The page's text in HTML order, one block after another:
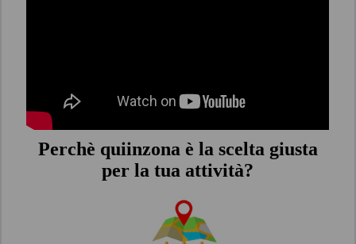
Perchè quiinzona è la scelta giusta
per la tua attività?